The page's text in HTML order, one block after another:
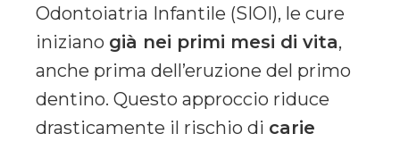
Odontoiatria Infantile (SIOI), le cure
iniziano già nei primi mesi di vita,
anche prima dell’eruzione del primo
dentino. Questo approccio riduce
drasticamente il rischio di carie